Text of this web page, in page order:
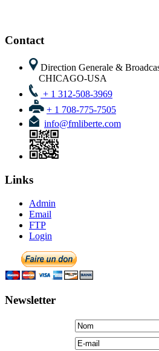
info@fmliberte.com
Links
Admin
Email
Newsletter